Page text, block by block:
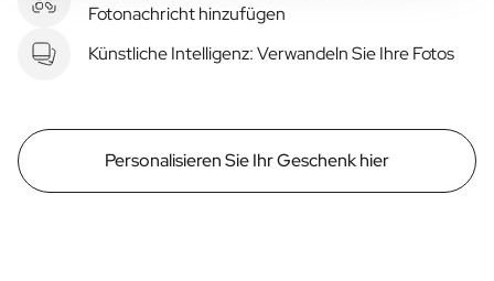
Fotonachricht hinzufügen
Künstliche Intelligenz: Verwandeln Sie Ihre Fotos
Personalisieren Sie Ihr Geschenk hier